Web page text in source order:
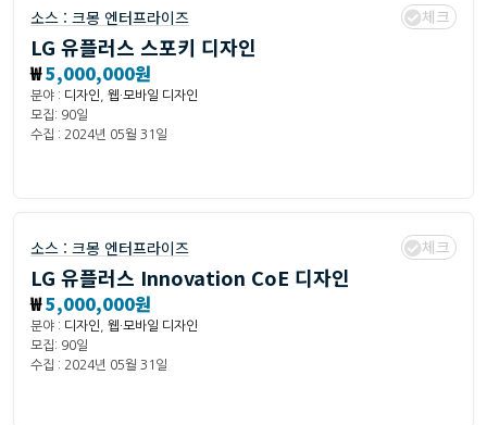
소스 : 크몽 엔터프라이즈 체크
LG 유플러스 스포키 디자인
₩5,000,000원
분야 : 디자인
웹·모바일 디자인
모집: 90일
수집 : 2024년 05월 31일
소스 : 크몽 엔터프라이즈 체크
LG 유플러스 Innovation CoE 디자인
₩5,000,000원
분야 : 디자인
웹·모바일 디자인
모집: 90일
수집 : 2024년 05월 31일